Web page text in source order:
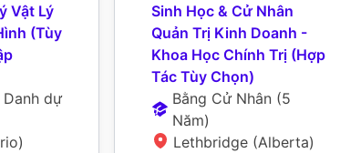
Vật Lý
(Tùy
Danh dự
Sinh Học & Cử Nhân
Quản Trị Kinh Doanh -
Khoa Học Chính Trị (Hợp
Tác Tùy Chọn)
Bằng Cử Nhân (5
Năm)
Lethbridge (Alberta)